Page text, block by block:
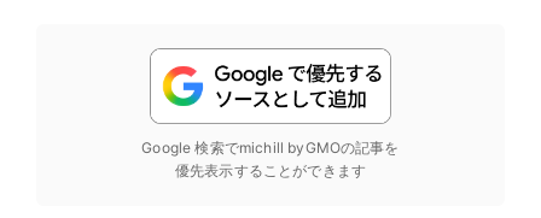
Google 検索でmichill byGMOの記事を
優先表示することができます